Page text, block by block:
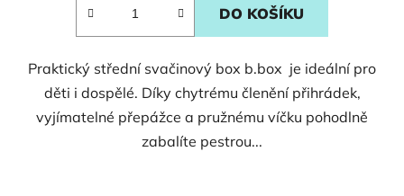
DO KOŠÍKU
Praktický střední svačinový box b.box je ideální pro
děti i dospělé. Díky chytrému členění přihrádek,
vyjímatelné přepážce a pružnému víčku pohodlně
zabalíte pestrou...